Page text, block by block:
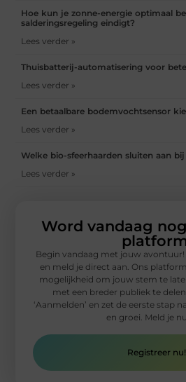
Hoe kun je zonne-energie optimaal
salderingsregeling eindigt?
Lees verder »
Thuisbatterij-automatisering voor
Lees verder »
Een betaalbare bodemvochtsensor
Lees verder »
Welke bio-sfeerhaarden sluiten aan
Lees verder »
Word vandaag
Begin vandaag met jouw
en meld je direct aan. Ons
mogelijkheid om jouw stem te
met een breder publiek te
‘Aanmelden’ en zet de eerste stap
en groei. Meld je
Registreer nu!